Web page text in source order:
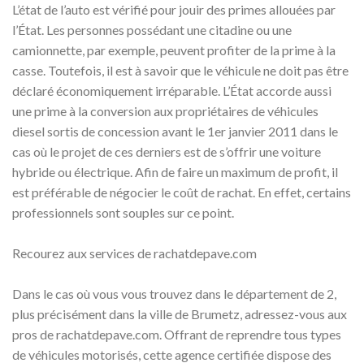
L’état de l’auto est vérifié pour jouir des primes allouées par
l’État. Les personnes possédant une citadine ou une
camionnette, par exemple, peuvent profiter de la prime à la
casse. Toutefois, il est à savoir que le véhicule ne doit pas être
déclaré économiquement irréparable. L’État accorde aussi
une prime à la conversion aux propriétaires de véhicules
diesel sortis de concession avant le 1er janvier 2011 dans le
cas où le projet de ces derniers est de s’offrir une voiture
hybride ou électrique. Afin de faire un maximum de profit, il
est préférable de négocier le coût de rachat. En effet, certains
professionnels sont souples sur ce point.
Recourez aux services de rachatdepave.com
Dans le cas où vous vous trouvez dans le département de 2,
plus précisément dans la ville de Brumetz, adressez-vous aux
pros de rachatdepave.com. Offrant de reprendre tous types
de véhicules motorisés, cette agence certifiée dispose des